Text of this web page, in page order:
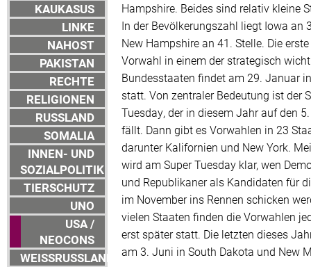
KAUKASUS
LINKE
NAHOST
PAKISTAN
RECHTE
RELIGIONEN
RUSSLAND
SOMALIA
INNEN- UND
SOZIALPOLITIK
TIERSCHUTZ
UNO
USA /
NEOCONS
WEISSRUSSLAND
Hampshire. Beides sind relativ kleine
In der Bevölkerungszahl liegt Iowa an
New Hampshire an 41. Stelle. Die erste
Vorwahl in einem der strategisch
Bundesstaaten findet am 29. Januar
statt. Von zentraler Bedeutung ist der
Tuesday, der in diesem Jahr auf den
fällt. Dann gibt es Vorwahlen in 23
darunter Kalifornien und New York.
wird am Super Tuesday klar, wen
und Republikaner als Kandidaten für
im November ins Rennen schicken
vielen Staaten finden die Vorwahlen
erst später statt. Die letzten dieses
am 3. Juni in South Dakota und New